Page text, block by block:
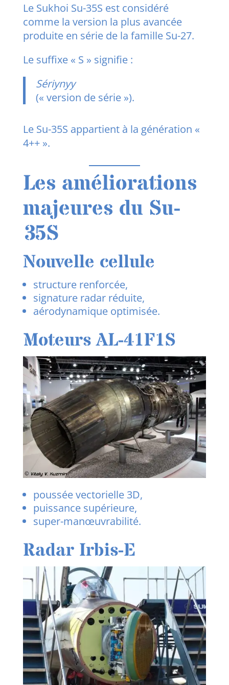
Le Sukhoi Su-35S est considéré
comme la version la plus avancée
produite en série de la famille Su-27.
Le suffixe « S » signifie :
Sériynyy
(« version de série »).
Le Su-35S appartient à la génération «
4++ ».
Les améliorations
majeures du Su-
35S
Nouvelle cellule
structure renforcée,
signature radar réduite,
aérodynamique optimisée.
Moteurs AL-41F1S
poussée vectorielle 3D,
puissance supérieure,
super-manœuvrabilité.
Radar Irbis-E